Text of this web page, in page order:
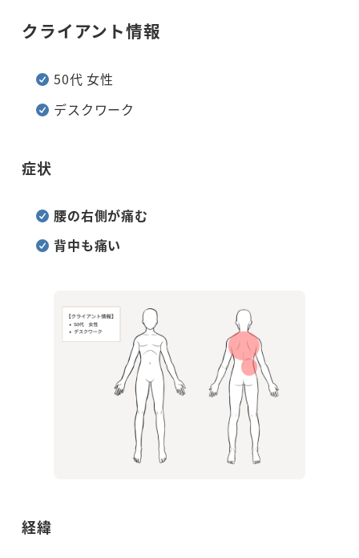
クライアント情報
50代 女性
デスクワーク
症状
腰の右側が痛む
背中も痛い
経緯